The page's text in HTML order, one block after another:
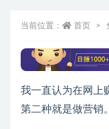
当前位置： 首页
我一直认为在网上
第二种就是做营销。